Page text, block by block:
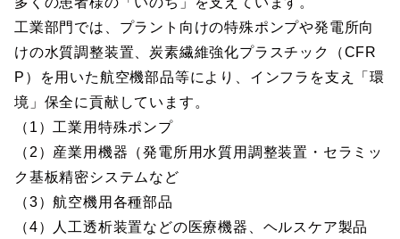
工業部門では、プラント向けの特殊ポンプや発電所向
けの水質調整装置、炭素繊維強化プラスチック（CFR
P）を用いた航空機部品等により、インフラを支え「環
境」保全に貢献しています。
（1）工業用特殊ポンプ
（2）産業用機器（発電所用水質用調整装置・セラミッ
ク基板精密システムなど
（3）航空機用各種部品
（4）人工透析装置などの医療機器、ヘルスケア製品